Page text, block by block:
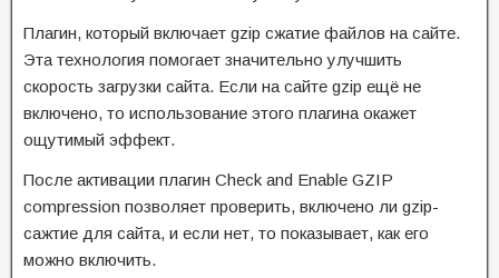
Плагин, который включает gzip сжатие файлов на сайте.
Эта технология помогает значительно улучшить
скорость загрузки сайта. Если на сайте gzip ещё не
включено, то использование этого плагина окажет
ощутимый эффект.
После активации плагин Check and Enable GZIP
compression позволяет проверить, включено ли gzip-
сажтие для сайта, и если нет, то показывает, как его
можно включить.